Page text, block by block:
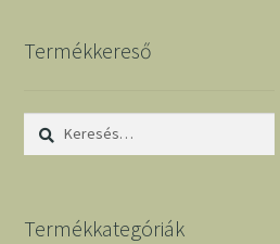
Termékkereső
Keresés:
Termékkategóriák